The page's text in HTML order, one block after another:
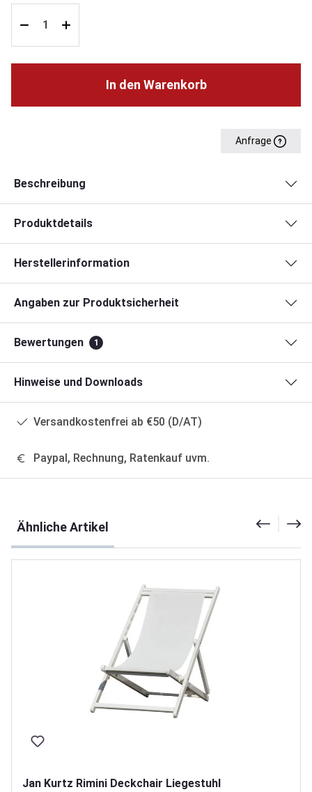
In den Warenkorb
Anfrage
Beschreibung
Produktdetails
Herstellerinformation
Angaben zur Produktsicherheit
Bewertungen 1
Hinweise und Downloads
Versandkostenfrei ab €50 (D/AT)
Paypal, Rechnung, Ratenkauf uvm.
Ähnliche Artikel
Jan Kurtz Rimini Deckchair Liegestuhl